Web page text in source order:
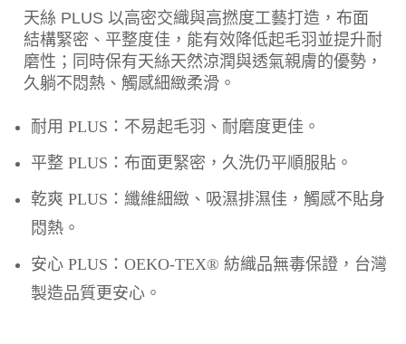
天絲 PLUS 以高密交織與高撚度工藝打造，布面
結構緊密、平整度佳，能有效降低起毛羽並提升耐
磨性；同時保有天絲天然涼潤與透氣親膚的優勢，
久躺不悶熱、觸感細緻柔滑。
耐用 PLUS：不易起毛羽、耐磨度更佳。
平整 PLUS：布面更緊密，久洗仍平順服貼。
乾爽 PLUS：纖維細緻、吸濕排濕佳，觸感不貼身
悶熱。
安心 PLUS：OEKO-TEX® 紡織品無毒保證，台灣
製造品質更安心。